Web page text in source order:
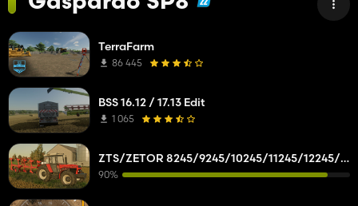
TerraFarm
86 445
BSS 16.12 / 17.13 Edit
1 065
ZTS/ZETOR 8245/9245/10245/11245/12245/14245/16245
90%